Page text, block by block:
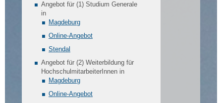
Angebot für (1) Studium Generale
in
Magdeburg
Online-Angebot
Stendal
Angebot für (2) Weiterbildung für
HochschulmitarbeiterInnen in
Magdeburg
Online-Angebot